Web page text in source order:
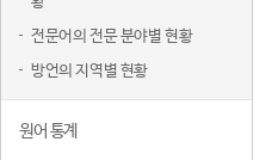
전문어의 전문 분야별 현황
방언의 지역별 현황
원어 통계